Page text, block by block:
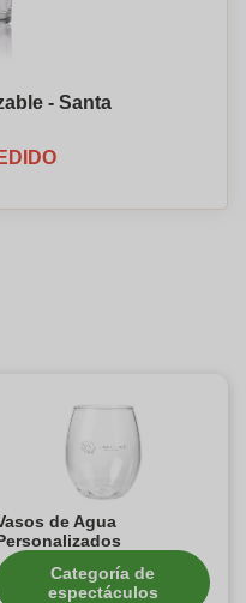
- Santa
de Agua
Categoría de
espectáculos